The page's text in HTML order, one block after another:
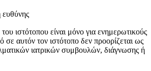
ευθύνης
ιστότοπου είναι μόνο για ενημερωτικούς
αυτόν τον ιστότοπο δεν προορίζεται ως
ιατρικών συμβουλών, διάγνωσης ή